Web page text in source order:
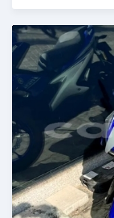
Publié il y a 3 mois